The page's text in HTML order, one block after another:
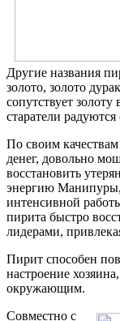
Другие названия
золото, золото
сопутствует
старатели
По своим
денег, довольно
восстановить
энергию Манипуры,
интенсивной
пирита быстро
лидерами,
Пирит способен
настроение
окружающим.
Совместно с